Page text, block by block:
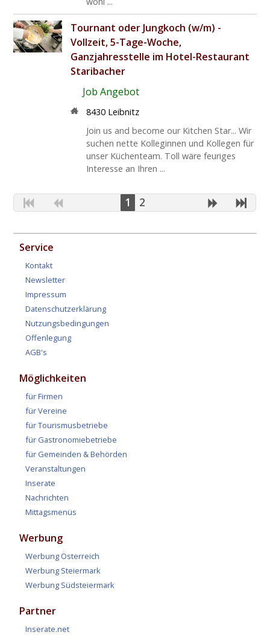
Tournant oder Jungkoch (w/m) -
Vollzeit, 5-Tage-Woche,
Ganzjahresstelle im Hotel-Restaurant
Staribacher
Job Angebot
8430 Leibnitz
Join us and become our Kitchen Star... Wir
suchen nette Kolleginnen und Kollegen für
unser Küchenteam. Toll wäre feuriges
Interesse an Ihren ...
1 2
Service
Kontakt
Newsletter
Impressum
Datenschutzerklärung
Nutzungsbedingungen
Offenlegung
AGB's
Möglichkeiten
für Firmen
für Vereine
für Tourismusbetriebe
für Gastronomiebetriebe
für Gemeinden & Behörden
Veranstaltungen
Inserate
Nachrichten
Mittagsmenüs
Werbung
Werbung Österreich
Werbung Steiermark
Werbung Südsteiermark
Partner
Inserate.net